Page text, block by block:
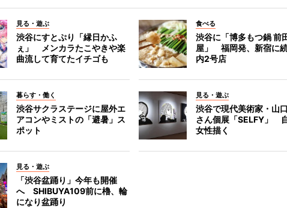
見る・遊ぶ
渋谷にすとぷり「縁日かふ
ぇ」 メンカラたこやきや楽
曲流して育てたイチゴも
食べる
渋谷に「博多もつ鍋 前
屋」 福岡発、新宿に
内2号店
暮らす・働く
渋谷サクラステージに屋外エ
アコンやミストの「避暑」ス
ポット
見る・遊ぶ
渋谷で現代美術家・山
さん個展「SELFY」
女性描く
見る・遊ぶ
「渋谷盆踊り」今年も開催
へ SHIBUYA109前に櫓、輪
になり盆踊り